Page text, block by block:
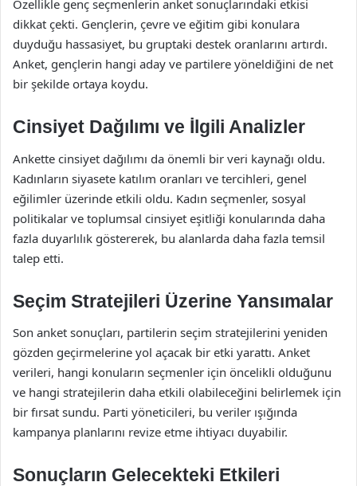
Özellikle genç seçmenlerin anket sonuçlarındaki etkisi
dikkat çekti. Gençlerin, çevre ve eğitim gibi konulara
duyduğu hassasiyet, bu gruptaki destek oranlarını artırdı.
Anket, gençlerin hangi aday ve partilere yöneldiğini de net
bir şekilde ortaya koydu.
Cinsiyet Dağılımı ve İlgili Analizler
Ankette cinsiyet dağılımı da önemli bir veri kaynağı oldu.
Kadınların siyasete katılım oranları ve tercihleri, genel
eğilimler üzerinde etkili oldu. Kadın seçmenler, sosyal
politikalar ve toplumsal cinsiyet eşitliği konularında daha
fazla duyarlılık göstererek, bu alanlarda daha fazla temsil
talep etti.
Seçim Stratejileri Üzerine Yansımalar
Son anket sonuçları, partilerin seçim stratejilerini yeniden
gözden geçirmelerine yol açacak bir etki yarattı. Anket
verileri, hangi konuların seçmenler için öncelikli olduğunu
ve hangi stratejilerin daha etkili olabileceğini belirlemek için
bir fırsat sundu. Parti yöneticileri, bu veriler ışığında
kampanya planlarını revize etme ihtiyacı duyabilir.
Sonuçların Gelecekteki Etkileri